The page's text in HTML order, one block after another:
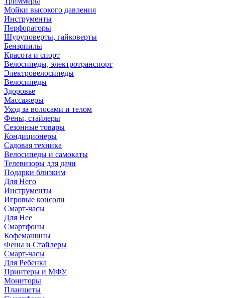
Мойки высокого давления
Инструменты
Перфораторы
Шуруповерты, гайковерты
Бензопилы
Красота и спорт
Велосипеды, электротранспорт
Электровелосипеды
Велосипеды
Здоровье
Массажеры
Уход за волосами и телом
Фены, стайлеры
Сезонные товары
Кондиционеры
Садовая техника
Велосипеды и самокаты
Телевизоры для дачи
Подарки близким
Для Него
Инструменты
Игровые консоли
Смарт-часы
Для Нее
Смартфоны
Кофемашины
Фены и Стайлеры
Смарт-часы
Для Ребенка
Принтеры и МФУ
Мониторы
Планшеты